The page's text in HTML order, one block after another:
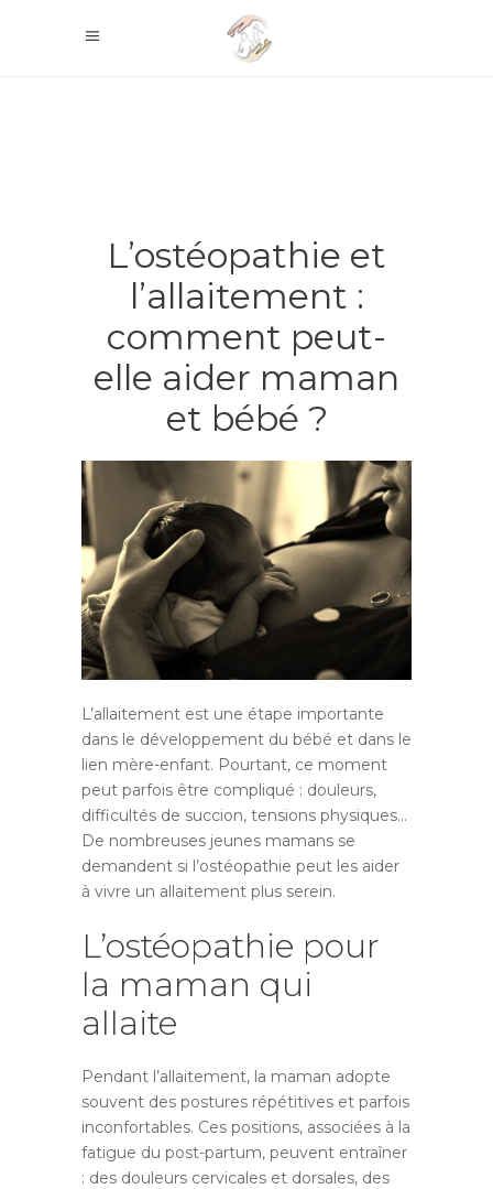
L’ostéopathie et
l’allaitement :
comment peut-
elle aider maman
et bébé ?
L’allaitement est une étape importante
dans le développement du bébé et dans le
lien mère-enfant. Pourtant, ce moment
peut parfois être compliqué : douleurs,
difficultés de succion, tensions physiques…
De nombreuses jeunes mamans se
demandent si l’ostéopathie peut les aider
à vivre un allaitement plus serein.
L’ostéopathie pour
la maman qui
allaite
Pendant l’allaitement, la maman adopte
souvent des postures répétitives et parfois
inconfortables. Ces positions, associées à la
fatigue du post-partum, peuvent entraîner
: des douleurs cervicales et dorsales, des